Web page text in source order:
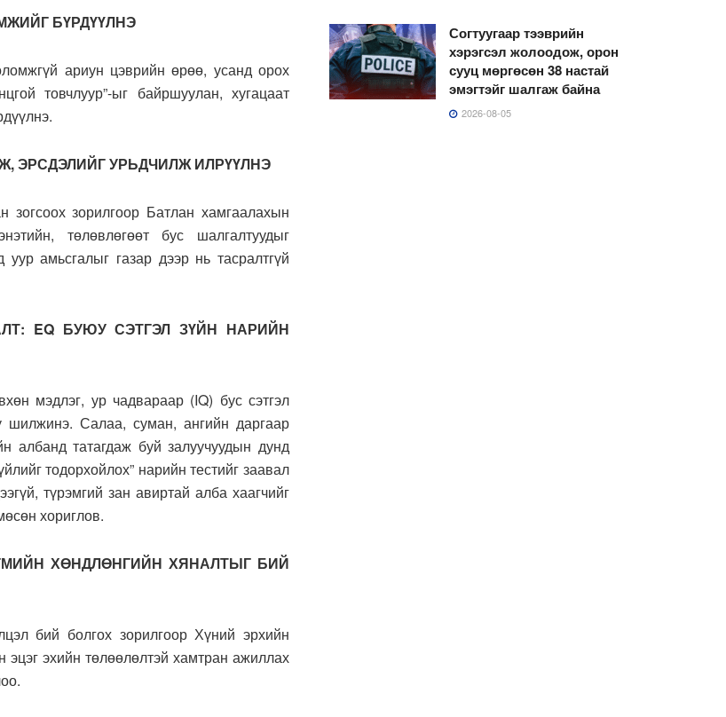
БҮРДҮҮЛНЭ
ариун цэврийн өрөө, усанд орох
товчлуур”-ыг байршуулан, хугацаат
ЭРСДЭЛИЙГ УРЬДЧИЛЖ ИЛРҮҮЛНЭ
зогсоох зорилгоор Батлан хамгаалахын
төлөвлөгөөт бус шалгалтуудыг
амьсгалыг газар дээр нь тасралтгүй
EQ БУЮУ СЭТГЭЛ ЗҮЙН НАРИЙН
мэдлэг, ур чадвараар (IQ) бус сэтгэл
шилжинэ. Салаа, суман, ангийн даргаар
албанд татагдаж буй залуучуудын дунд
тодорхойлох” нарийн тестийг заавал
түрэмгий зан авиртай алба хаагчийг
хориглов.
ХӨНДЛӨНГИЙН ХЯНАЛТЫГ БИЙ
бий болгох зорилгоор Хүний эрхийн
эцэг эхийн төлөөлөлтэй хамтран ажиллах
Согтуугаар тээврийн
хэрэгсэл жолоодож, орон
сууц мөргөсөн 38 настай
эмэгтэйг шалгаж байна
2026-08-05